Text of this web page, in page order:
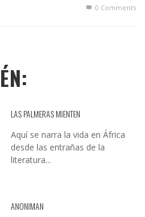
0 Comments
LAS PALMERAS MIENTEN
Aquí se narra la vida en África
desde las entrañas de la
literatura...
ANONIMAN